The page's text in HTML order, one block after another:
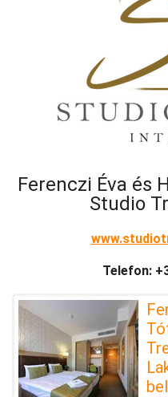
Ferenczi Éva és
Studio
Telefon: